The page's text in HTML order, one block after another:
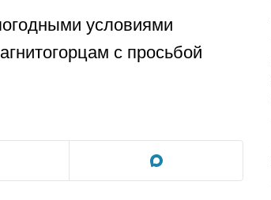
условиями
с просьбой